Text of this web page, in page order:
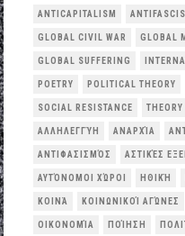
ANTICAPITALISM
GLOBAL CIVIL WAR GLOBAL
GLOBAL SUFFERING
POETRY POLITICAL THEORY
SOCIAL RESISTANCE THEORY
ΑΛΛΗΛΕΓΓΎΗ ΑΝΑΡΧΊΑ
ΑΝΤΙΦΑΣΙΣΜΌΣ ΑΣΤΙΚΈΣ
ΑΥΤΌΝΟΜΟΙ ΧΏΡΟΙ ΗΘΙΚΉ
ΚΟΙΝΆ ΚΟΙΝΩΝΙΚΟΊ ΑΓΏΝΕΣ
ΟΙΚΟΝΟΜΊΑ ΠΟΊΗΣΗ